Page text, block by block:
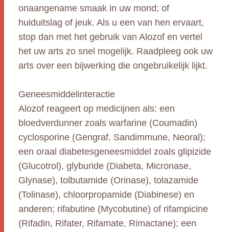
onaangename smaak in uw mond; of
huiduitslag of jeuk. Als u een van hen ervaart,
stop dan met het gebruik van Alozof en vertel
het uw arts zo snel mogelijk. Raadpleeg ook uw
arts over een bijwerking die ongebruikelijk lijkt.
Geneesmiddelinteractie
Alozof reageert op medicijnen als: een
bloedverdunner zoals warfarine (Coumadin)
cyclosporine (Gengraf, Sandimmune, Neoral);
een oraal diabetesgeneesmiddel zoals glipizide
(Glucotrol), glyburide (Diabeta, Micronase,
Glynase), tolbutamide (Orinase), tolazamide
(Tolinase), chloorpropamide (Diabinese) en
anderen; rifabutine (Mycobutine) of rifampicine
(Rifadin, Rifater, Rifamate, Rimactane); een